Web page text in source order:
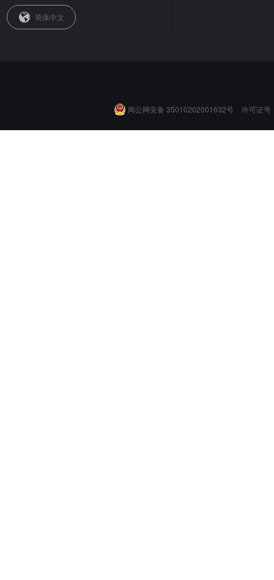
简体中文
闽公网安备 35010202001632号 许可证号